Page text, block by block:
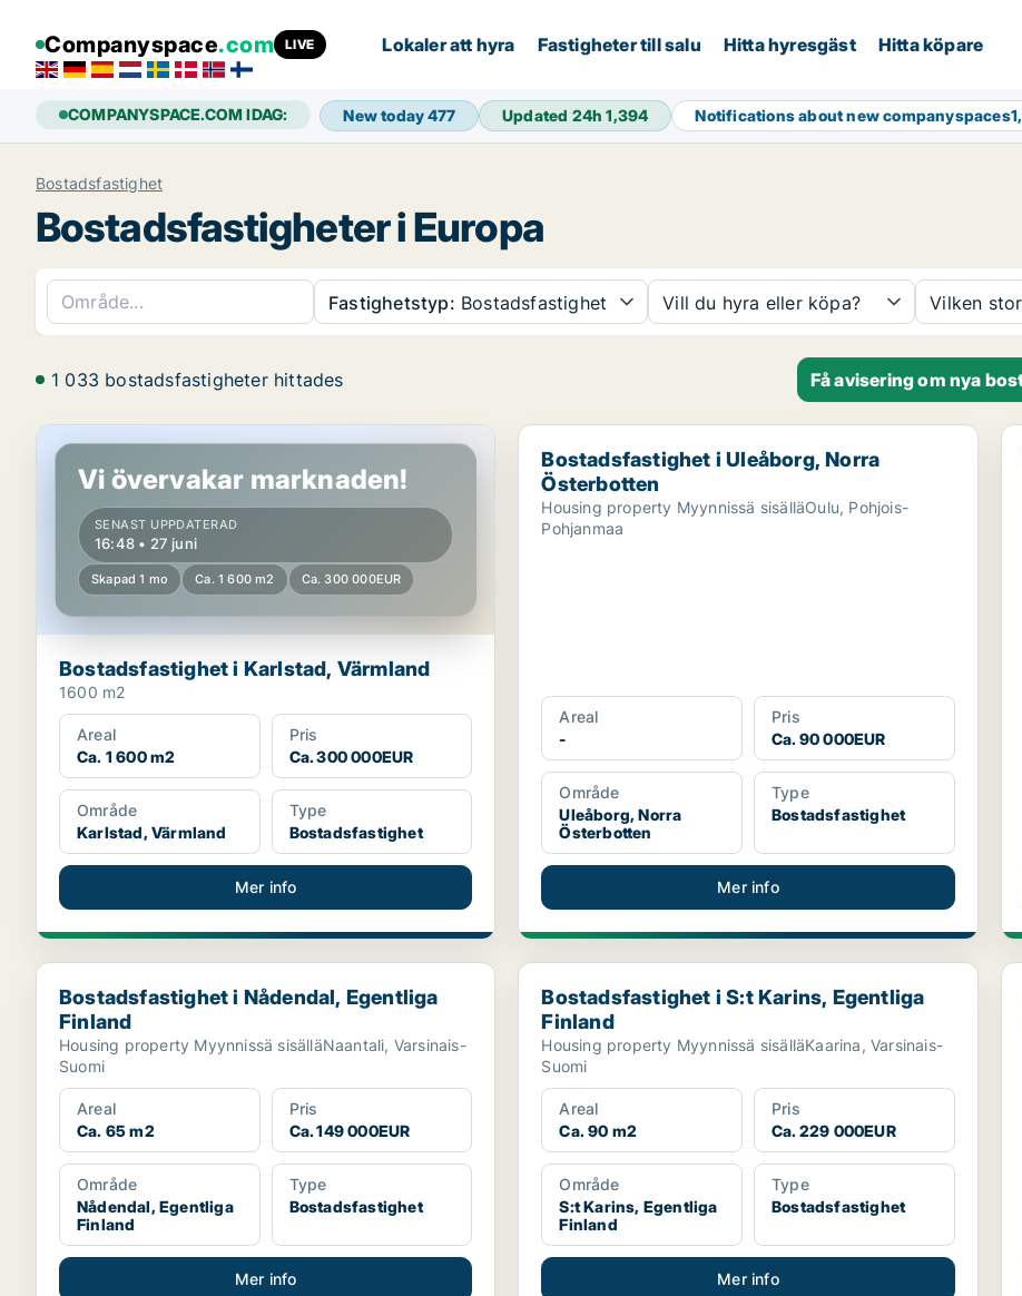
Companyspace.com LIVE Lokaler att hyra Fastigheter till salu Hitta hyresgäst Hitta köpare
COMPANYSPACE.COM IDAG: New today477 Updated 24h1,394 Notifications about new companyspaces
Bostadsfastighet
Bostadsfastigheter i Europa
Fastighetstyp: Bostadsfastighet Vill du hyra eller köpa? Vilken
1 033 bostadsfastigheter hittades Få avisering om nya
Bostadsfastighet i Karlstad, Värmland
Vi övervakar marknaden!
SENAST UPPDATERAD
16:48 • 27 juni
Skapad 1 mo Ca. 1 600 m2 Ca. 300 000EUR
Bostadsfastighet i Karlstad, Värmland
1600 m2
Areal
Ca. 1 600 m2
Pris
Ca. 300 000EUR
Område
Karlstad, Värmland
Type
Bostadsfastighet
Mer info
Bostadsfastighet i Uleåborg, Norra Österbotten
Bostadsfastighet i Uleåborg, Norra
Österbotten
Housing property Myynnissä sisälläOulu, Pohjois-
Pohjanmaa
Areal
-
Pris
Ca. 90 000EUR
Område
Uleåborg, Norra
Österbotten
Type
Bostadsfastighet
Mer info
Bostadsfastighet i Nådendal, Egentliga Finland
Bostadsfastighet i Nådendal, Egentliga
Finland
Housing property Myynnissä sisälläNaantali, Varsinais-
Suomi
Areal
Ca. 65 m2
Pris
Ca. 149 000EUR
Område
Nådendal, Egentliga
Finland
Type
Bostadsfastighet
Mer info
Bostadsfastighet i S:t Karins, Egentliga Finland
Bostadsfastighet i S:t Karins, Egentliga
Finland
Housing property Myynnissä sisälläKaarina, Varsinais-
Suomi
Areal
Ca. 90 m2
Pris
Ca. 229 000EUR
Område
S:t Karins, Egentliga
Finland
Type
Bostadsfastighet
Mer info